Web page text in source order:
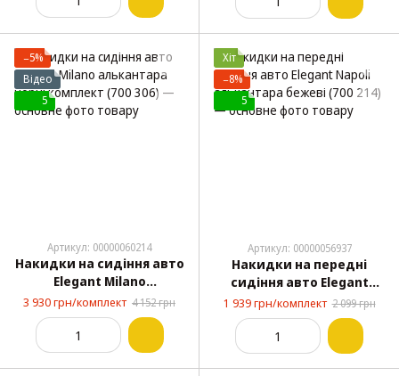
−5%
Відео
5
Артикул: 00000060214
Накидки на сидіння авто
Elegant Milano
алькантара чорні
комплект (700 306)
3 930 грн/комплект 4 152 грн
Хіт
−8%
5
Артикул: 00000056937
Накидки на передні
сидіння авто Elegant
Napoli алькантара
бежеві (700 214)
1 939 грн/комплект 2 099 грн